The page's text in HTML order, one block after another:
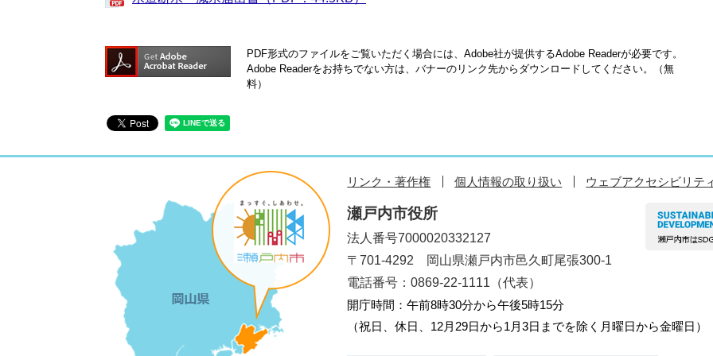
PDF形式のファイルをご覧いただく場合には、Adobe社が提供するAdobe Readerが必要です。
Adobe Readerをお持ちでない方は、バナーのリンク先からダウンロードしてください。（無
料）
リンク・著作権 個人情報の取り扱い ウェブアクセシビリテ
瀬戸内市役所
法人番号7000020332127
〒701-4292 岡山県瀬戸内市邑久町尾張300-1
電話番号：0869-22-1111（代表）
開庁時間：午前8時30分から午後5時15分
（祝日、休日、12月29日から1月3日までを除く月曜日から金曜日）